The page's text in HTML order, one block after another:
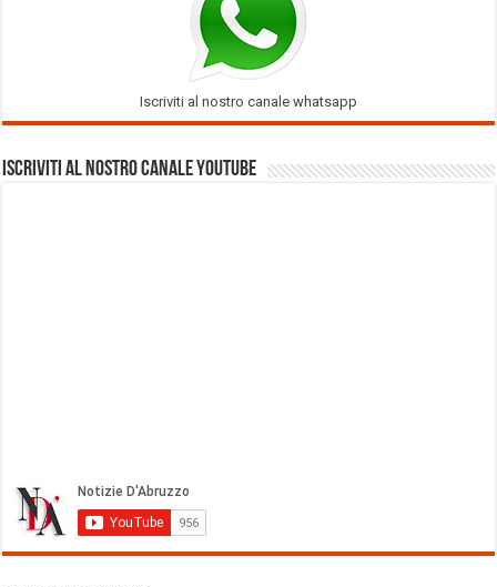
Iscriviti al nostro canale whatsapp
Iscriviti al nostro Canale Youtube